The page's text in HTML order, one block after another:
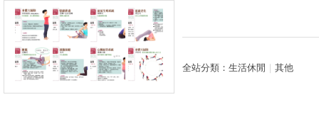
全站分類： 生活休閒 其他